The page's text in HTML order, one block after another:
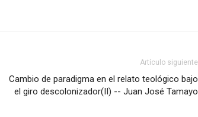
Artículo siguiente
Cambio de paradigma en el relato teológico bajo
el giro descolonizador(II) -- Juan José Tamayo